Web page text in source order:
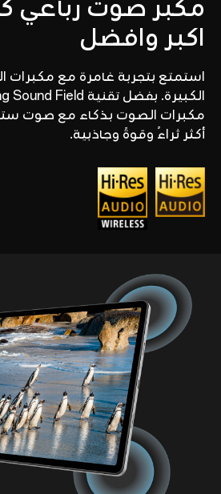
مكبر صوت رباعي
اكبر وافضل
استمتع بتجربة غامرة مع مكبرات
مكبرات الصوت بذكاء مع صوت
أكثر ثراءً وقوةً وجاذبية.